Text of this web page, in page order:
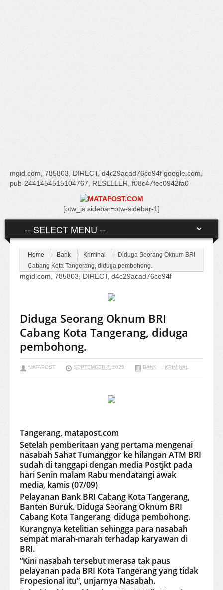
mgid.com, 785803, DIRECT, d4c29acad76ce94f google.com,
pub-2441454515104767, RESELLER, f08c47fec0942fa0
[otw_is sidebar=otw-sidebar-1]
Home Bank Kriminal
Diduga Seorang Oknum BRI
Cabang Kota Tangerang, diduga pembohong.
mgid.com, 785803, DIRECT, d4c29acad76ce94f
Diduga Seorang Oknum BRI
Cabang Kota Tangerang, diduga
pembohong.
MATAPOST SEPTEMBER 7, 2023 BANK , KRIMINAL
Tangerang, matapost.com
Setelah pemberitaan yang pertama mengenai
nasabah Sahat Tumanggor ke hilangan ATM BRI
sudah di tanggapi dengan media Postjkt pada
hari Senin malam Rabu mendatangi awak
media, kamis (07/09)
Pelayanan Bank BRI Cabang Kota Tangerang,
Banten Buruk. Diduga Seorang Oknum BRI
Cabang Kota Tangerang, diduga pembohong.
Kurangnya ketelitian sehingga para nasabah
sempat marah-marah terhadap karyawan di
BRI.
“Kini nasabah tersebut merasa tak paus
pelayanan pada BRI Kota Tangerang yang tidak
Fropesional itu”, unjarnya Nasabah.